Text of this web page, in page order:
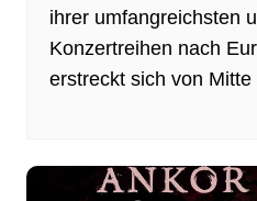
ihrer umfangreichsten
Konzertreihen nach
erstreckt sich von Mitte